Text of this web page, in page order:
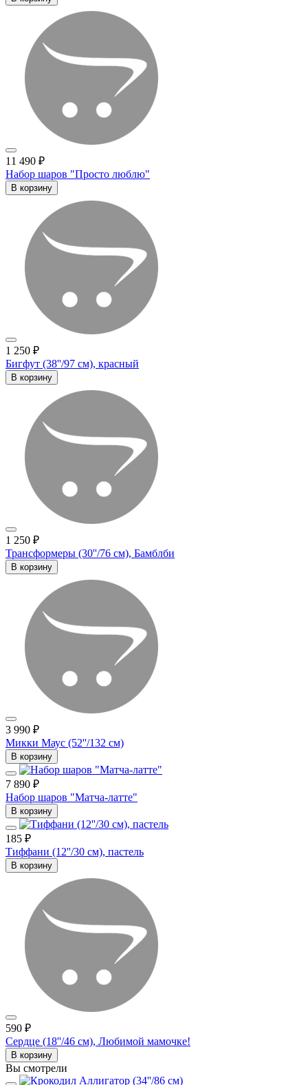
11 490 ₽
Набор шаров "Просто люблю"
В корзину
1 250 ₽
Бигфут (38''/97 см), красный
В корзину
1 250 ₽
Трансформеры (30''/76 см), Бамблби
В корзину
3 990 ₽
Микки Маус (52''/132 см)
В корзину
7 890 ₽
Набор шаров "Матча-латте"
В корзину
185 ₽
Тиффани (12''/30 см), пастель
В корзину
590 ₽
Сердце (18''/46 см), Любимой мамочке!
В корзину
Вы смотрели